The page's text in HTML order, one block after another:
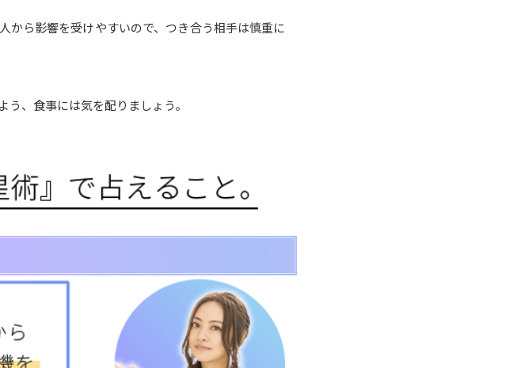
から影響を受けやすいので、つき合う相手は慎重に
、食事には気を配りましょう。